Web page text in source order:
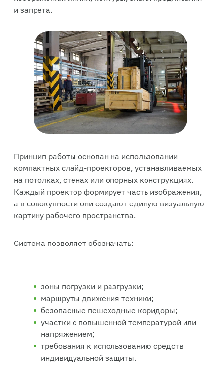
и запрета.
Принцип работы основан на использовании
компактных слайд-проекторов, устанавливаемых
на потолках, стенах или опорных конструкциях.
Каждый проектор формирует часть изображения,
а в совокупности они создают единую визуальную
картину рабочего пространства.
Система позволяет обозначать:
зоны погрузки и разгрузки;
маршруты движения техники;
безопасные пешеходные коридоры;
участки с повышенной температурой или
напряжением;
требования к использованию средств
индивидуальной защиты.